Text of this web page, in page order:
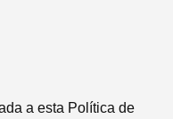
a esta Política de